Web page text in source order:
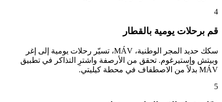
4
قم برحلات يومية بالقطار
سكك حديد المجر الوطنية، MÁV، تسيّر رحلات يومية إلى إغر
وبيتش وإستيرغوم. تحقق من الأرصفة واشترِ التذاكر في تطبيق
MÁV بدلاً من الاصطفاف في محطة كيليتي.
5